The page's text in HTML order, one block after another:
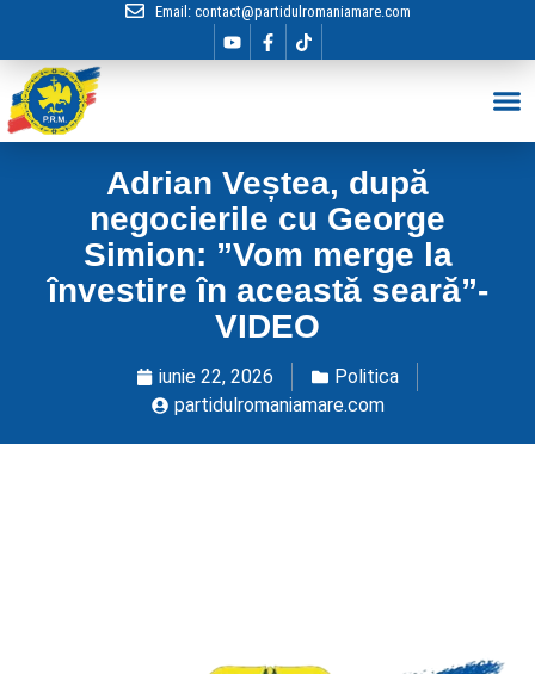
Email: contact@partidulromaniamare.com
Adrian Veștea, după
negocierile cu George
Simion: ”Vom merge la
învestire în această seară”-
VIDEO
iunie 22, 2026
Politica
partidulromaniamare.com